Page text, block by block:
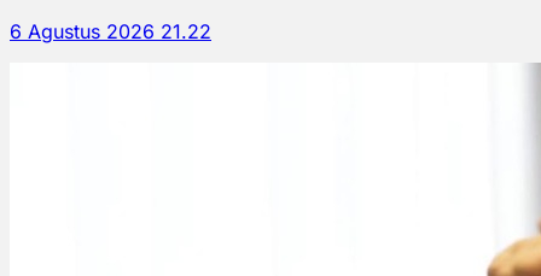
6 Agustus 2026 21.22